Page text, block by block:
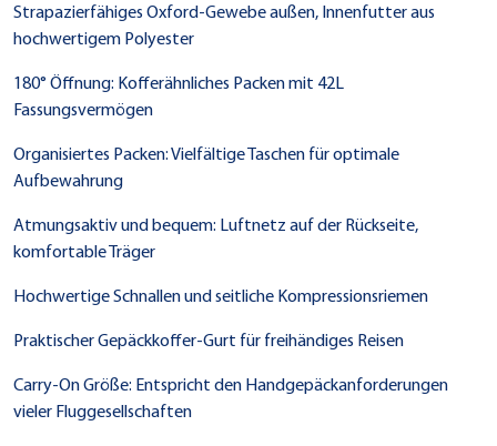
Strapazierfähiges Oxford-Gewebe außen, Innenfutter aus
hochwertigem Polyester
180° Öffnung: Kofferähnliches Packen mit 42L
Fassungsvermögen
Organisiertes Packen: Vielfältige Taschen für optimale
Aufbewahrung
Atmungsaktiv und bequem: Luftnetz auf der Rückseite,
komfortable Träger
Hochwertige Schnallen und seitliche Kompressionsriemen
Praktischer Gepäckkoffer-Gurt für freihändiges Reisen
Carry-On Größe: Entspricht den Handgepäckanforderungen
vieler Fluggesellschaften